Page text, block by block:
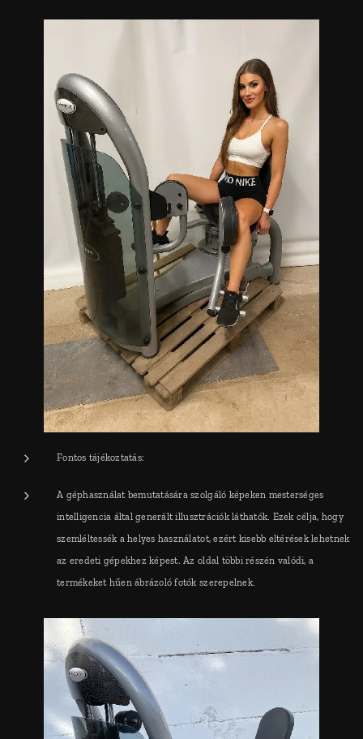
Fontos tájékoztatás:
A géphasználat bemutatására szolgáló képeken mesterséges
intelligencia által generált illusztrációk láthatók. Ezek célja, hogy
szemléltessék a helyes használatot, ezért kisebb eltérések lehetnek
az eredeti gépekhez képest. Az oldal többi részén valódi, a
termékeket hűen ábrázoló fotók szerepelnek.